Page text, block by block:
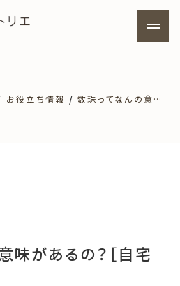
お役立ち情報 数珠ってなんの意味があるの？［自宅葬のサトリエ］
味があるの？［自宅